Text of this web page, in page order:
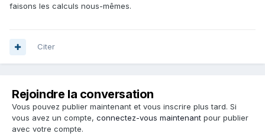
faisons les calculs nous-mêmes.
Citer
Rejoindre la conversation
Vous pouvez publier maintenant et vous inscrire plus tard. Si
vous avez un compte, connectez-vous maintenant pour publier
avec votre compte.